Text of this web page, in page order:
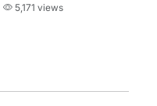
5,171 views